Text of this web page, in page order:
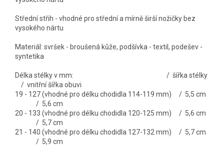
Střední střih - vhodné pro střední a mírně širší nožičky bez
vysokého nártu
Materiál: svršek - broušená kůže, podšívka - textil, podešev -
syntetika
Délka stélky v mm: / šířka stélky
/ vnitřní šířka obuvi
19 - 127 (vhodné pro délku chodidla 114-119 mm) / 5,5 cm
/ 5,6 cm
20 - 133 (vhodné pro délku chodidla 120-125 mm) / 5,6 cm
/ 5,7 cm
21 - 140 (vhodné pro délku chodidla 127-132 mm) / 5,7 cm
/ 5,9 cm